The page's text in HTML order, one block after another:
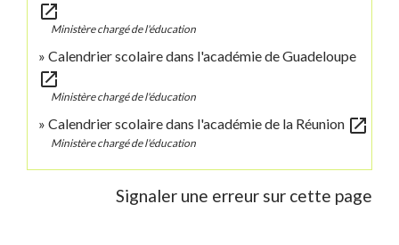
open_in_new
Ministère chargé de l'éducation
Calendrier scolaire dans l'académie de Guadeloupe
open_in_new
Ministère chargé de l'éducation
Calendrier scolaire dans l'académie de la Réunion open_in_new
Ministère chargé de l'éducation
Signaler une erreur sur cette page